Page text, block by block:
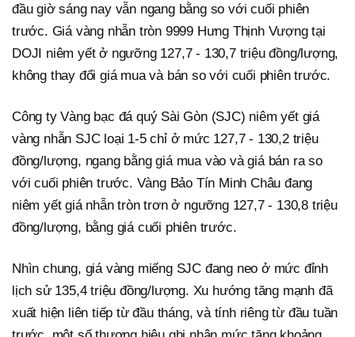
đầu giờ sáng nay vẫn ngang bằng so với cuối phiên
trước. Giá vàng nhẫn tròn 9999 Hưng Thịnh Vượng tại
DOJI niêm yết ở ngưỡng 127,7 - 130,7 triệu đồng/lượng,
không thay đổi giá mua và bán so với cuối phiên trước.
Công ty Vàng bạc đá quý Sài Gòn (SJC) niêm yết giá
vàng nhẫn SJC loại 1-5 chỉ ở mức 127,7 - 130,2 triệu
đồng/lượng, ngang bằng giá mua vào và giá bán ra so
với cuối phiên trước. Vàng Bảo Tín Minh Châu đang
niêm yết giá nhẫn tròn trơn ở ngưỡng 127,7 - 130,8 triệu
đồng/lượng, bằng giá cuối phiên trước.
Nhìn chung, giá vàng miếng SJC đang neo ở mức đỉnh
lịch sử 135,4 triệu đồng/lượng. Xu hướng tăng mạnh đã
xuất hiện liên tiếp từ đầu tháng, và tính riêng từ đầu tuần